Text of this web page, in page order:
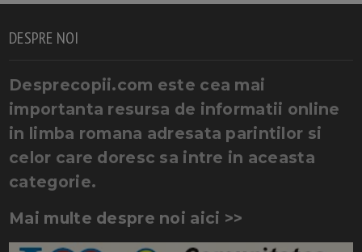
DESPRE NOI
Desprecopii.com este cea mai
importanta resursa de informatii online
in limba romana adresata parintilor si
celor care doresc sa intre in aceasta
categorie.
Mai multe despre noi aici >>